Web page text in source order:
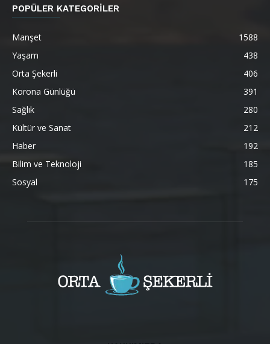
POPÜLER KATEGORİLER
Manşet
1588
Yaşam
438
Orta Şekerli
406
Korona Günlüğü
391
Sağlık
280
Kültür ve Sanat
212
Haber
192
Bilim ve Teknoloji
185
Sosyal
175